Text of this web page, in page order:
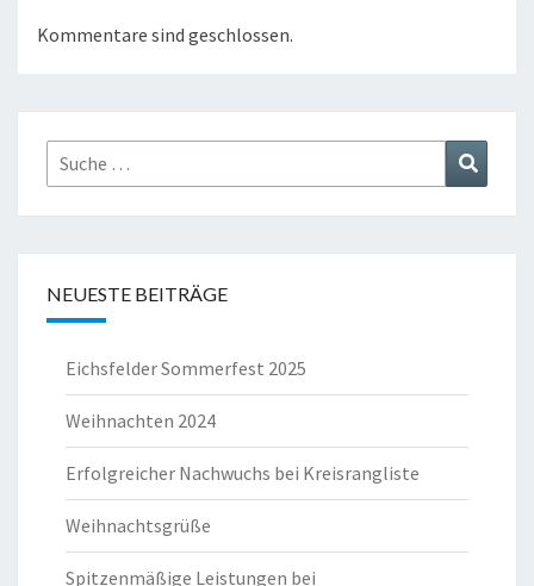
Kommentare sind geschlossen.
Suche
nach:
NEUESTE BEITRÄGE
Eichsfelder Sommerfest 2025
Weihnachten 2024
Erfolgreicher Nachwuchs bei Kreisrangliste
Weihnachtsgrüße
Spitzenmäßige Leistungen bei